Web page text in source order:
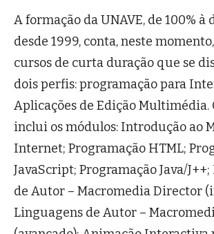
A formação da UNAVE, de 100% à
desde 1999, conta, neste
cursos de curta duração que se
dois perfis: programação para
Aplicações de Edição
inclui os módulos: Introdução ao
Internet; Programação HTML;
JavaScript; Programação Java/
de Autor – Macromedia Director
Linguagens de Autor –